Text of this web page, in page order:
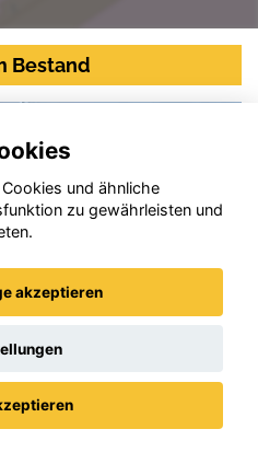
Bestand
und ähnliche
zu gewährleisten und
akzeptieren